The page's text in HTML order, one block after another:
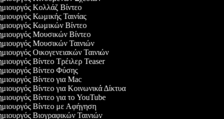
Κολλάζ Βίντεο
Κωμικής Ταινίας
Κωμικών Βίντεο
Μουσικών Βίντεο
Μουσικών Ταινιών
Οικογενειακών Ταινιών
Βίντεο Τρέιλερ Teaser
Βίντεο Φύσης
Βίντεο για Mac
Βίντεο για Κοινωνικά Δίκτυα
Βίντεο για το YouTube
Βίντεο με Αφήγηση
Βιογραφικών Ταινιών